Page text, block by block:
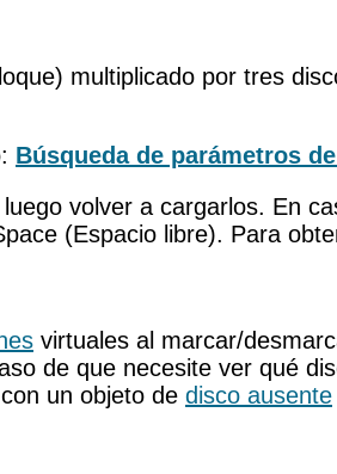
multiplicado por tres
Búsqueda de parámetros
volver a cargarlos. En
(Espacio libre). Para
virtuales al marcar/
de que necesite ver qué
un objeto de disco ausente